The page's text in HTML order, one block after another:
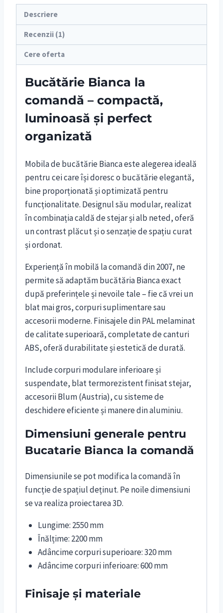
Descriere
Recenzii (1)
Cere oferta
Bucătărie Bianca la
comandă – compactă,
luminoasă și perfect
organizată
Mobila de bucătărie Bianca este alegerea ideală
pentru cei care își doresc o bucătărie elegantă,
bine proporționată și optimizată pentru
funcționalitate. Designul său modular, realizat
în combinația caldă de stejar și alb neted, oferă
un contrast plăcut și o senzație de spațiu curat
și ordonat.
Experiență în mobilă la comandă din 2007, ne
permite să adaptăm bucătăria Bianca exact
după preferințele și nevoile tale – fie că vrei un
blat mai gros, corpuri suplimentare sau
accesorii moderne. Finisajele din PAL melaminat
de calitate superioară, completate de canturi
ABS, oferă durabilitate și estetică de durată.
Include corpuri modulare inferioare și
suspendate, blat termorezistent finisat stejar,
accesorii Blum (Austria), cu sisteme de
deschidere eficiente și manere din aluminiu.
Dimensiuni generale pentru
Bucatarie Bianca la comandă
Dimensiunile se pot modifica la comandă în
funcție de spațiul deținut. Pe noile dimensiuni
se va realiza proiectarea 3D.
Lungime: 2550 mm
Înălțime: 2200 mm
Adâncime corpuri superioare: 320 mm
Adâncime corpuri inferioare: 600 mm
Finisaje și materiale